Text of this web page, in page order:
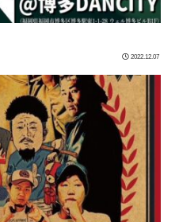
2022.12.07